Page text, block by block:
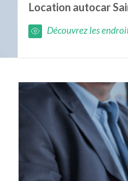
Location autocar
Découvrez les